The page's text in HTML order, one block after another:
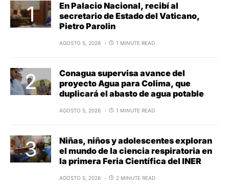
En Palacio Nacional, recibí al
secretario de Estado del Vaticano,
Pietro Parolin
AGOSTO 5, 2026 1 MINUTE READ
Conagua supervisa avance del
proyecto Agua para Colima, que
duplicará el abasto de agua potable
AGOSTO 5, 2026 1 MINUTE READ
Niñas, niños y adolescentes exploran
el mundo de la ciencia respiratoria en
la primera Feria Científica del INER
AGOSTO 5, 2026 2 MINUTE READ